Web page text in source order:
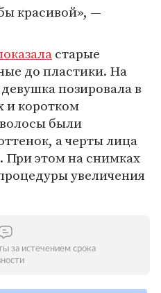
красивой», —
старые
до пластики. На
позировала в
и коротком
были
а черты лица
этом на снимках
увеличения
за истечением срока